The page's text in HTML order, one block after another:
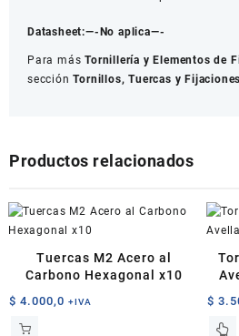
Datasheet:—-No aplica—-
Para másTornillería y Elementos de
secciónTornillos, Tuercas y
Productos relacionados
Tuercas M2 Acero al
Carbono Hexagonal x10
$ 4.000,0 +IVA $
Este